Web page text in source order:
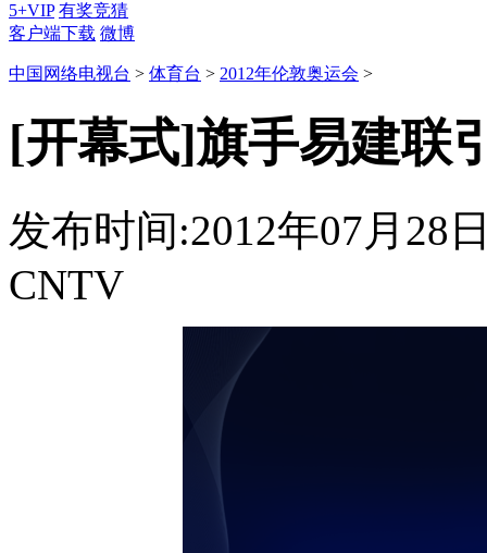
5+VIP 有奖竞猜
客户端下载 微博
中国网络电视台 > 体育台 > 2012年伦敦奥运会 >
[开幕式]旗手易建联
发布时间:2012年07月28
CNTV